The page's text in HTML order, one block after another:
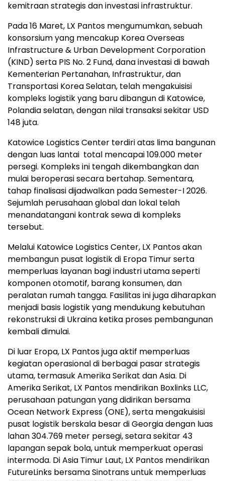
kemitraan strategis dan investasi infrastruktur.
Pada 16 Maret, LX Pantos mengumumkan, sebuah
konsorsium yang mencakup Korea Overseas
Infrastructure & Urban Development Corporation
(KIND) serta PIS No. 2 Fund, dana investasi di bawah
Kementerian Pertanahan, Infrastruktur, dan
Transportasi Korea Selatan, telah mengakuisisi
kompleks logistik yang baru dibangun di Katowice,
Polandia selatan, dengan nilai transaksi sekitar USD
148 juta.
Katowice Logistics Center terdiri atas lima bangunan
dengan luas lantai total mencapai 109.000 meter
persegi. Kompleks ini tengah dikembangkan dan
mulai beroperasi secara bertahap. Sementara,
tahap finalisasi dijadwalkan pada Semester-I 2026.
Sejumlah perusahaan global dan lokal telah
menandatangani kontrak sewa di kompleks
tersebut.
Melalui Katowice Logistics Center, LX Pantos akan
membangun pusat logistik di Eropa Timur serta
memperluas layanan bagi industri utama seperti
komponen otomotif, barang konsumen, dan
peralatan rumah tangga. Fasilitas ini juga diharapkan
menjadi basis logistik yang mendukung kebutuhan
rekonstruksi di Ukraina ketika proses pembangunan
kembali dimulai.
Di luar Eropa, LX Pantos juga aktif memperluas
kegiatan operasional di berbagai pasar strategis
utama, termasuk Amerika Serikat dan Asia. Di
Amerika Serikat, LX Pantos mendirikan Boxlinks LLC,
perusahaan patungan yang didirikan bersama
Ocean Network Express (ONE), serta mengakuisisi
pusat logistik berskala besar di Georgia dengan luas
lahan 304.769 meter persegi, setara sekitar 43
lapangan sepak bola, untuk memperkuat operasi
intermoda. Di Asia Timur Laut, LX Pantos mendirikan
FutureLinks bersama Sinotrans untuk memperluas